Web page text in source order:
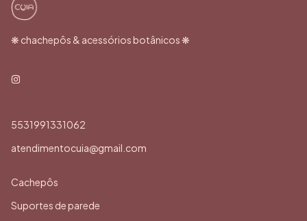
❋ chachepôs & acessórios botânicos ❋
5531991331062
atendimentocuia@gmail.com
Cachepôs
Suportes de parede